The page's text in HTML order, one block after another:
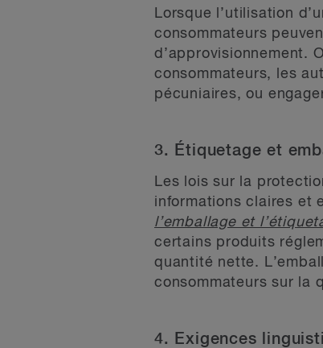
Lorsque l’utilisation
consommateurs
d’approvisionnement.
consommateurs, les
pécuniaires, ou
3. Étiquetage et
Les lois sur la
informations claires et
l’emballage et
certains produits
quantité nette.
consommateurs sur la
4. Exigences